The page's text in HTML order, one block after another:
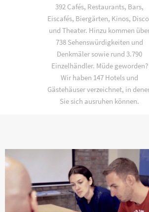
392 Cafés, Restaurants, Bars,
Eiscafés, Biergärten, Kinos,
und Theater. Hinzu kommen
738 Sehenswürdigkeiten und
Denkmäler sowie rund 3.790
Einzelhändler. Müde geworden?
Wir haben 147 Hotels und
Gästehäuser verzeichnet, in
Sie sich ausruhen können.